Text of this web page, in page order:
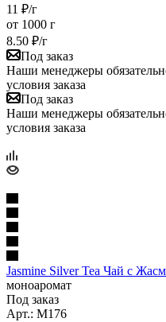
11 ₽/г
от 1000 г
8.50 ₽/г
Под заказ
Наши менеджеры
условия заказа
Под заказ
Наши менеджеры
условия заказа
Jasmine Silver Tea Чай с
моноаромат
Под заказ
Арт.: M176